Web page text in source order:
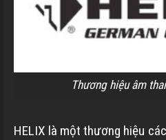
Thương hiệu âm
HELIX là một thương hiệu